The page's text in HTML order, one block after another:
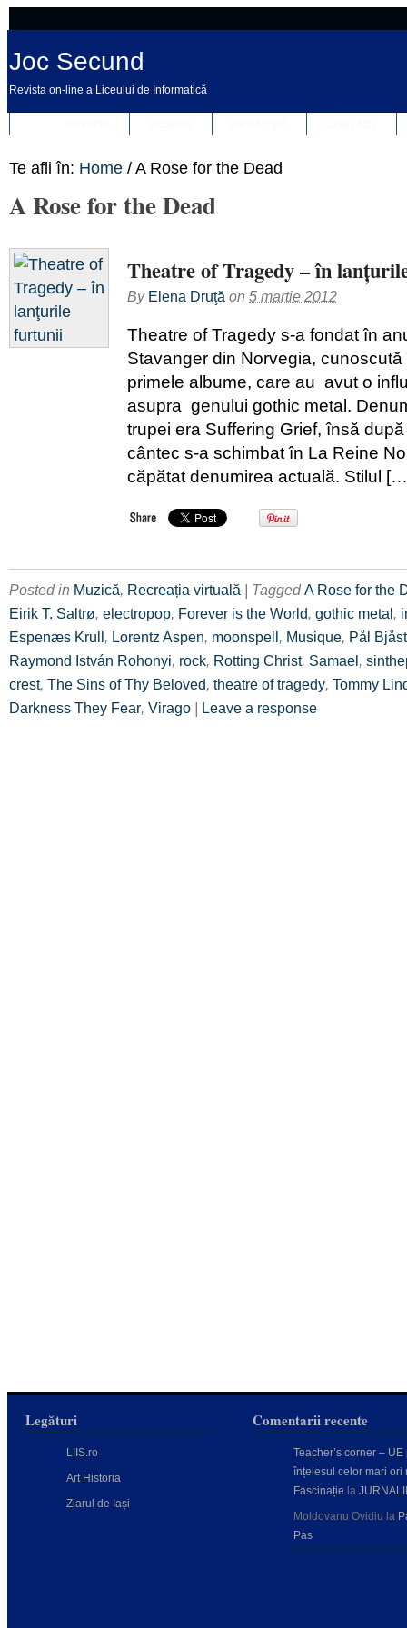
Joc Secund
Revista on-line a Liceului de Informatică
Te afli în: Home / A Rose for the Dead
A Rose for the Dead
Theatre of Tragedy – în
By Elena Druţă on 5 martie 2012
Theatre of Tragedy s-a fondat în
Stavanger din Norvegia,
primele albume, care au avut o
asupra genului gothic metal.
trupei era Suffering Grief, însă
cântec s-a schimbat în La Reine
căpătat denumirea actuală. Stilul
Posted in Muzică, Recreația virtuală | TaggedA Rose for the
Eirik T. Saltrø, electropop, Forever is the World, gothic metal,
Espenæs Krull, Lorentz Aspen, moonspell, Musique, Pål
Raymond István Rohonyi, rock, Rotting Christ, Samael,
crest, The Sins of Thy Beloved, theatre of tragedy, Tommy
Darkness They Fear, Virago | Leave a response
Legături
LIIS.ro
Art Historia
Ziarul de Iași
Comentarii recente
Teacher’s corner – UE
înțelesul celor mari ori
Fascinație la
Moldovanu Ovidiu la
Pas